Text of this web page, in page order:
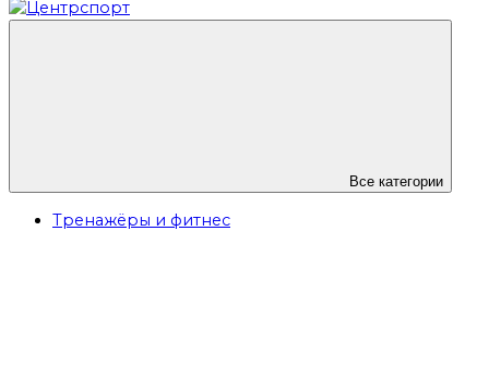
Все категории
Тренажёры и фитнес